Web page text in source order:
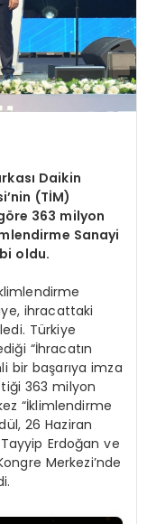
Daikin
(TİM)
363 milyon
Sanayi
oldu.
ihracattaki
Türkiye
“İhracatın
bir başarıya imza
363 milyon
“İklimlendirme
26 Haziran
Erdoğan ve
Merkezi’nde